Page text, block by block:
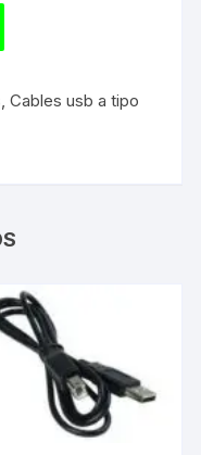
,Cables usb a tipo